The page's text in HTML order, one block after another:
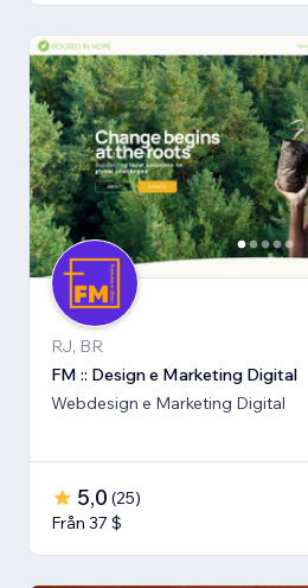
RJ, BR
FM :: Design e Marketing Digital
Webdesign e Marketing Digital
5,0 (25)
Från 37 $